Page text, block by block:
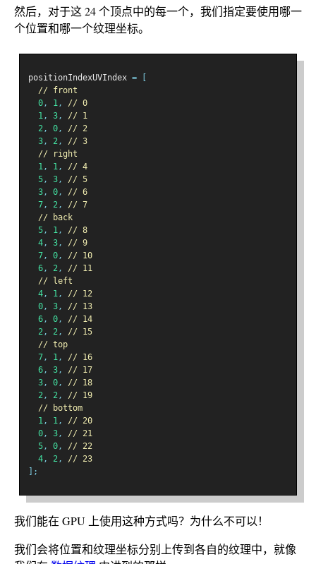
然后，对于这 24 个顶点中的每一个，我们指定要使用哪一
个位置和哪一个纹理坐标。
positionIndexUVIndex =
// front
0, 1,
// 0
1, 3,
// 1
2, 0,
// 2
3, 2,
// 3
// right
1, 1,
// 4
5, 3,
// 5
3, 0,
// 6
7, 2,
// 7
// back
5, 1,
// 8
4, 3,
// 9
7, 0,
// 10
6, 2,
// 11
// left
4, 1,
// 12
0, 3,
// 13
6, 0,
// 14
2, 2,
// 15
// top
7, 1,
// 16
6, 3,
// 17
3, 0,
// 18
2, 2,
// 19
// bottom
1, 1,
// 20
0, 3,
// 21
5, 0,
// 22
4, 2,
// 23
];
我们能在 GPU 上使用这种方式吗？为什么不可以！
我们会将位置和纹理坐标分别上传到各自的纹理中，就像